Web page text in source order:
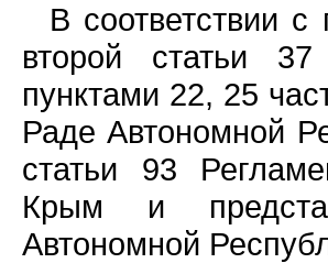
В соответствии
второй статьи
пунктами 22, 25
Раде Автономной
статьи 93
Крым и
Автономной